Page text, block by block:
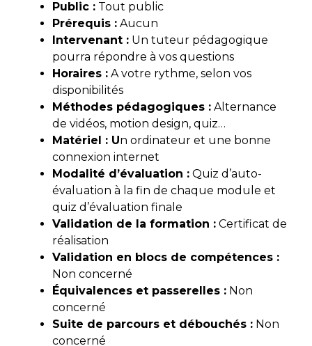
Public : Tout public
Prérequis : Aucun
Intervenant : Un tuteur pédagogique
pourra répondre à vos questions
Horaires : A votre rythme, selon vos
disponibilités
Méthodes pédagogiques : Alternance
de vidéos, motion design, quiz…
Matériel : Un ordinateur et une bonne
connexion internet
Modalité d’évaluation : Quiz d’auto-
évaluation à la fin de chaque module et
quiz d’évaluation finale
Validation de la formation : Certificat de
réalisation
Validation en blocs de compétences :
Non concerné
Équivalences et passerelles : Non
concerné
Suite de parcours et débouchés : Non
concerné